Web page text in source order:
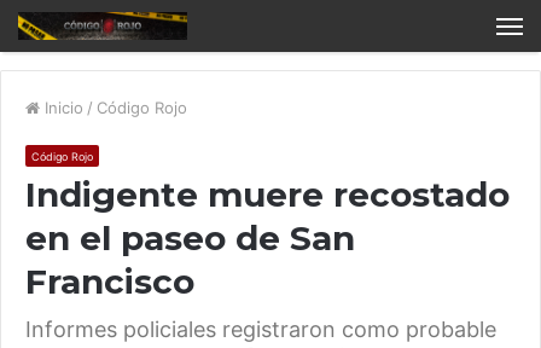
Inicio / Código Rojo
Código Rojo
Indigente muere recostado
en el paseo de San
Francisco
Informes policiales registraron como probable